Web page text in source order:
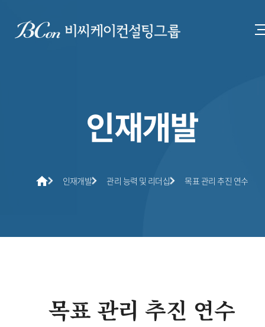
인재개발
인재개발 관리 능력 및 리더십 목표 관리 추진 연수
목표 관리 추진 연수